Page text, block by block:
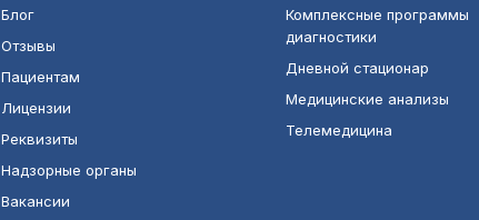
Блог
Отзывы
Пациентам
Лицензии
Реквизиты
Надзорные органы
Вакансии
Комплексные программы
диагностики
Дневной стационар
Медицинские анализы
Телемедицина